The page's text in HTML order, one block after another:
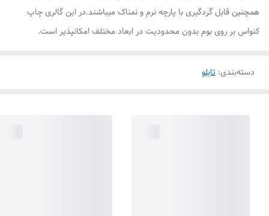
همچنین قابل گردگیری با پارچه نرم و نمناک میباشند.در این گالری چاپ
کنواس بر روی بوم بدون محدودیت در ابعاد مختلف امکانپذیر است.
دسته‌بندی: تابلو